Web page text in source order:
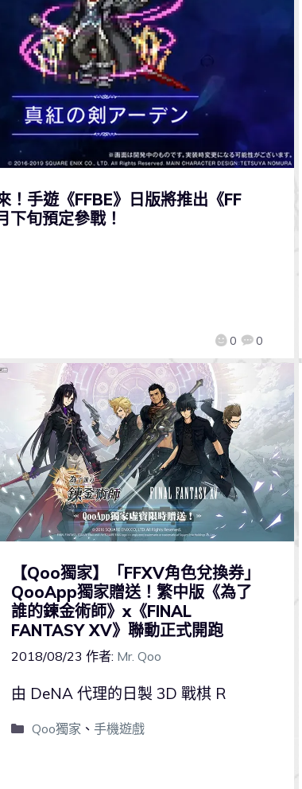
！手遊《FFBE》日版將推出《FF
旬預定參戰！
0 0
【Qoo獨家】「FFXV角色兌換券」
QooApp獨家贈送！繁中版《為了
誰的鍊金術師》x《FINAL
FANTASY XV》聯動正式開跑
2018/08/23 作者: Mr. Qoo
由 DeNA 代理的日製 3D 戰棋 R
Qoo獨家 、 手機遊戲